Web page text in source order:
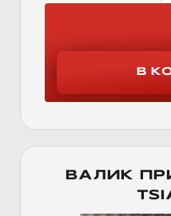
ВАЛИК